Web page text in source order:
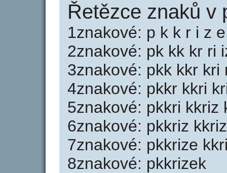
Řetězce znaků v
1znakové: p k k r i z
2znakové: pk kk kr ri
3znakové: pkk kkr kri
4znakové: pkkr kkri
5znakové: pkkri kkriz
6znakové: pkkriz
7znakové: pkkrize
8znakové: pkkrizek